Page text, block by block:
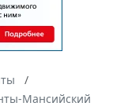
Мансийский